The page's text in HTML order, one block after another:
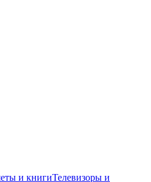
и книгиТелевизоры и